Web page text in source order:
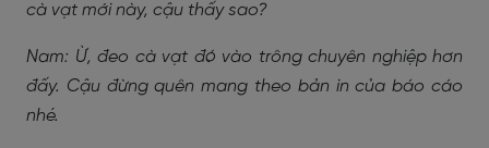
cà vạt mới này, cậu thấy sao?
Nam: Ừ, đeo cà vạt đó vào trông chuyên nghiệp hơn
đấy. Cậu đừng quên mang theo bản in của báo cáo
nhé.